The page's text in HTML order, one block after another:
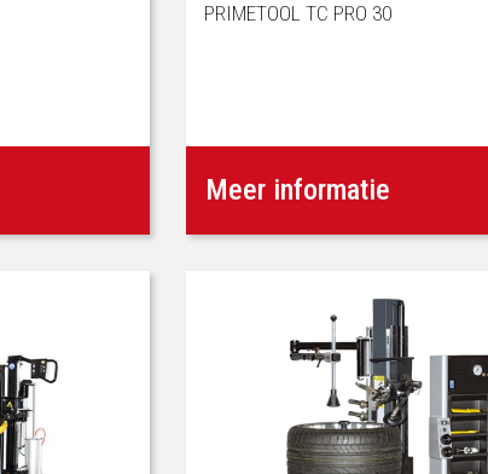
PRIMETOOL TC PRO 30
Meer informatie